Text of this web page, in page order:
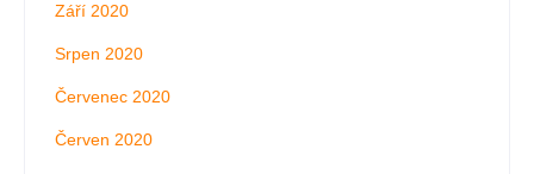
Září 2020
Srpen 2020
Červenec 2020
Červen 2020